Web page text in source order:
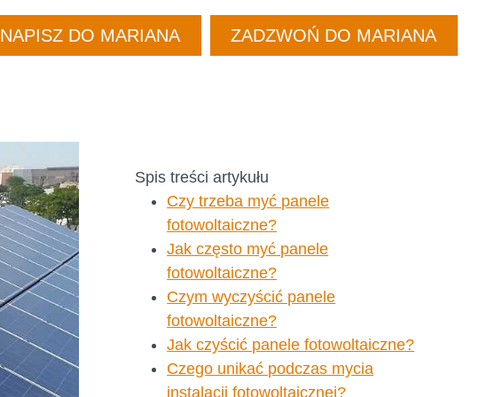
NAPISZ DO MARIANA ZADZWOŃ DO MARIANA
Spis treści artykułu
Czy trzeba myć panele
fotowoltaiczne?
Jak często myć panele
fotowoltaiczne?
Czym wyczyścić panele
fotowoltaiczne?
Jak czyścić panele fotowoltaiczne?
Czego unikać podczas mycia
instalacji fotowoltaicznej?